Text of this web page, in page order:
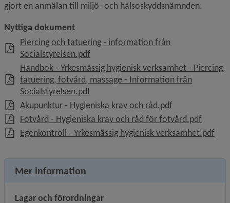
gjort en anmälan till miljö- och hälsoskyddsnämnden.
Nyttiga dokument
Piercing och tatuering - information från
Socialstyrelsen.pdf, 1.7 MB, öppnas i nytt fönster.
Handbok - Yrkesmässig hygienisk verksamhet - Piercing,
tatuering, fotvård, massage - Information från
Socialstyrelsen.pdf, 695.8 kB, öppnas i nytt fönster.
Akupunktur - Hygieniska krav och råd.pdf, 747.6 kB,
Fotvård - Hygieniska krav och råd för fotvård.pdf, 746.9
Egenkontroll - Yrkesmässig hygienisk verksamhet.pdf,
Mer information
Lagar och förordningar